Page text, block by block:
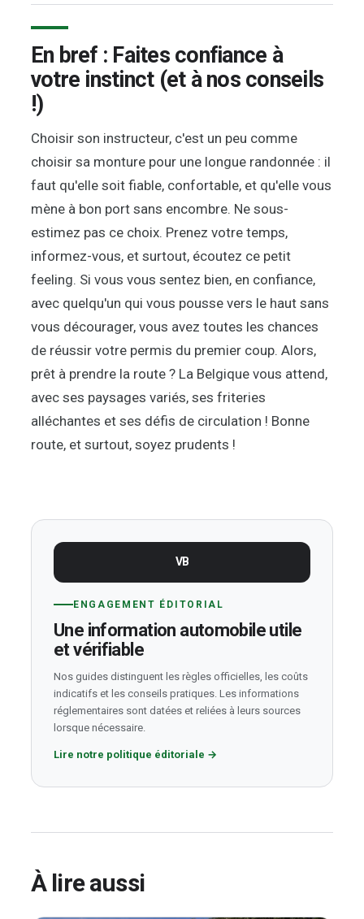
En bref : Faites confiance à
votre instinct (et à nos conseils
!)
Choisir son instructeur, c'est un peu comme
choisir sa monture pour une longue randonnée : il
faut qu'elle soit fiable, confortable, et qu'elle vous
mène à bon port sans encombre. Ne sous-
estimez pas ce choix. Prenez votre temps,
informez-vous, et surtout, écoutez ce petit
feeling. Si vous vous sentez bien, en confiance,
avec quelqu'un qui vous pousse vers le haut sans
vous décourager, vous avez toutes les chances
de réussir votre permis du premier coup. Alors,
prêt à prendre la route ? La Belgique vous attend,
avec ses paysages variés, ses friteries
alléchantes et ses défis de circulation ! Bonne
route, et surtout, soyez prudents !
VB
ENGAGEMENT ÉDITORIAL
Une information automobile utile
et vérifiable
Nos guides distinguent les règles officielles, les coûts
indicatifs et les conseils pratiques. Les informations
réglementaires sont datées et reliées à leurs sources
lorsque nécessaire.
Lire notre politique éditoriale →
À lire aussi